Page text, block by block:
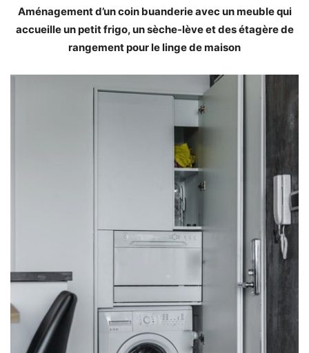
Aménagement d’un coin buanderie avec un meuble qui
accueille un petit frigo, un sèche-lève et des étagère de
rangement pour le linge de maison